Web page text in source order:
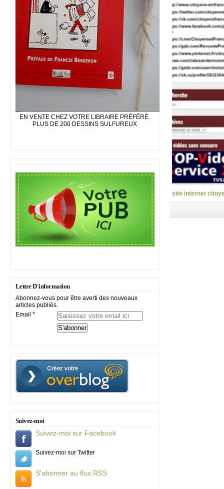
EN VENTE CHEZ VOTRE LIBRAIRE PRÉFÉRÉ.
PLUS DE 200 DESSINS SULFUREUX
Lettre D'information
Abonnez-vous pour être averti des nouveaux
articles publiés.
Email
Suivez-moi
Suivez-moi sur Facebook
Suivez-moi sur Twitter
S'abonner au flux RSS
site internet